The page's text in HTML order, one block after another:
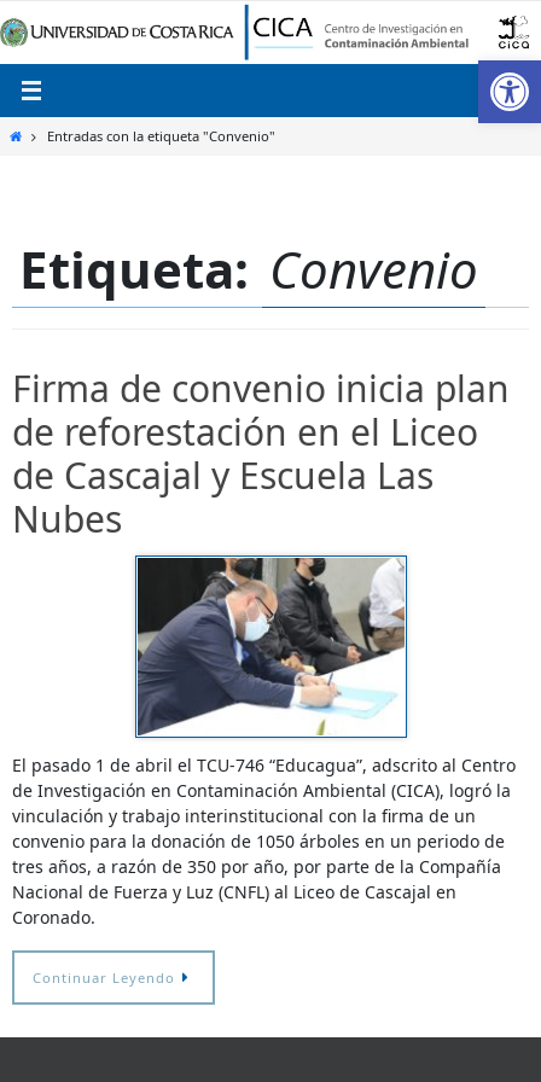
al
contenido
InicioEntradas con la etiqueta "Convenio"
Etiqueta: Convenio
Firma de convenio inicia plan
de reforestación en el Liceo
de Cascajal y Escuela Las
Nubes
El pasado 1 de abril el TCU-746 “Educagua”, adscrito al Centro
de Investigación en Contaminación Ambiental (CICA), logró la
vinculación y trabajo interinstitucional con la firma de un
convenio para la donación de 1050 árboles en un periodo de
tres años, a razón de 350 por año, por parte de la Compañía
Nacional de Fuerza y Luz (CNFL) al Liceo de Cascajal en
Coronado.
Continuar Leyendo